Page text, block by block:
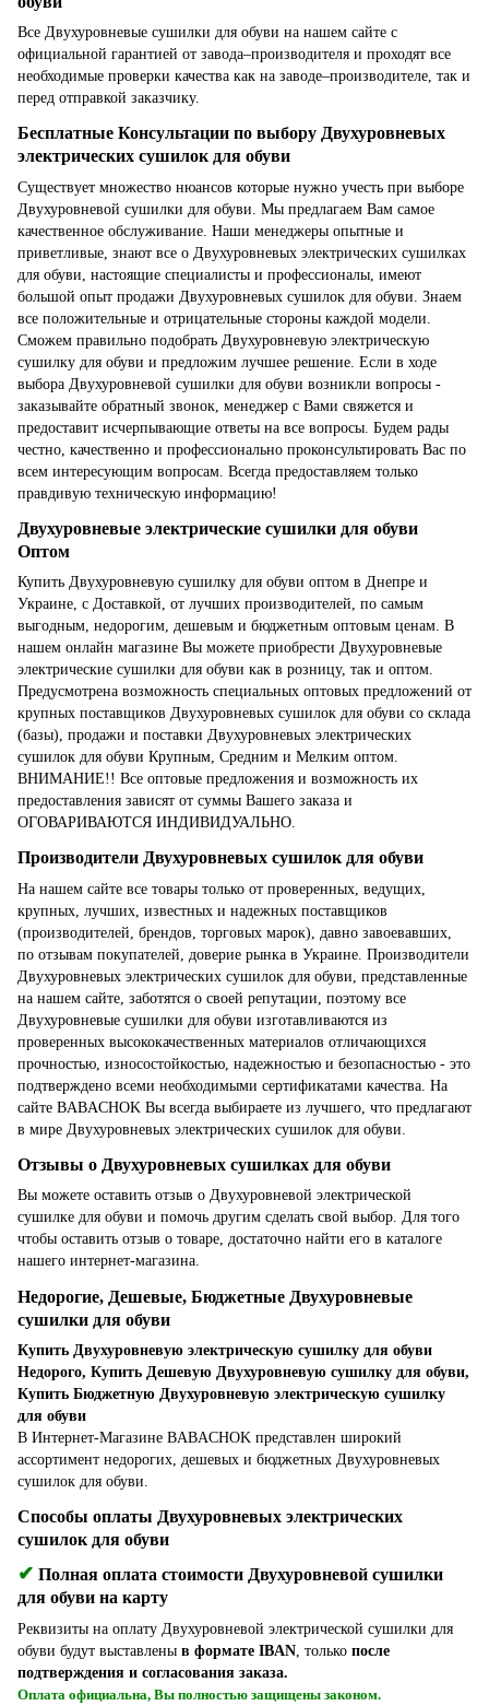
Все Двухуровневые сушилки для обуви на нашем сайте с
официальной гарантией от завода–производителя и проходят все
необходимые проверки качества как на заводе–производителе, так и
перед отправкой заказчику.
Бесплатные Консультации по выбору Двухуровневых
электрических сушилок для обуви
Существует множество нюансов которые нужно учесть при выборе
Двухуровневой сушилки для обуви. Мы предлагаем Вам самое
качественное обслуживание. Наши менеджеры опытные и
приветливые, знают все о Двухуровневых электрических сушилках
для обуви, настоящие специалисты и профессионалы, имеют
большой опыт продажи Двухуровневых сушилок для обуви. Знаем
все положительные и отрицательные стороны каждой модели.
Сможем правильно подобрать Двухуровневую электрическую
сушилку для обуви и предложим лучшее решение. Если в ходе
выбора Двухуровневой сушилки для обуви возникли вопросы -
заказывайте обратный звонок, менеджер с Вами свяжется и
предоставит исчерпывающие ответы на все вопросы. Будем рады
честно, качественно и профессионально проконсультировать Вас по
всем интересующим вопросам. Всегда предоставляем только
правдивую техническую информацию!
Двухуровневые электрические сушилки для обуви
Оптом
Купить Двухуровневую сушилку для обуви оптом в Днепре и
Украине, с Доставкой, от лучших производителей, по самым
выгодным, недорогим, дешевым и бюджетным оптовым ценам. В
нашем онлайн магазине Вы можете приобрести Двухуровневые
электрические сушилки для обуви как в розницу, так и оптом.
Предусмотрена возможность специальных оптовых предложений от
крупных поставщиков Двухуровневых сушилок для обуви со склада
(базы), продажи и поставки Двухуровневых электрических
сушилок для обуви Крупным, Средним и Мелким оптом.
ВНИМАНИЕ!! Все оптовые предложения и возможность их
предоставления зависят от суммы Вашего заказа и
ОГОВАРИВАЮТСЯ ИНДИВИДУАЛЬНО.
Производители Двухуровневых сушилок для обуви
На нашем сайте все товары только от проверенных, ведущих,
крупных, лучших, известных и надежных поставщиков
(производителей, брендов, торговых марок), давно завоевавших,
по отзывам покупателей, доверие рынка в Украине. Производители
Двухуровневых электрических сушилок для обуви, представленные
на нашем сайте, заботятся о своей репутации, поэтому все
Двухуровневые сушилки для обуви изготавливаются из
проверенных высококачественных материалов отличающихся
прочностью, износостойкостью, надежностью и безопасностью - это
подтверждено всеми необходимыми сертификатами качества. На
сайте BABACHOK Вы всегда выбираете из лучшего, что предлагают
в мире Двухуровневых электрических сушилок для обуви.
Отзывы о Двухуровневых сушилках для обуви
Вы можете оставить отзыв о Двухуровневой электрической
сушилке для обуви и помочь другим сделать свой выбор. Для того
чтобы оставить отзыв о товаре, достаточно найти его в каталоге
нашего интернет-магазина.
Недорогие, Дешевые, Бюджетные Двухуровневые
сушилки для обуви
Купить Двухуровневую электрическую сушилку для обуви
Недорого, Купить Дешевую Двухуровневую сушилку для обуви,
Купить Бюджетную Двухуровневую электрическую сушилку
для обуви
В Интернет-Магазине BABACHOK представлен широкий
ассортимент недорогих, дешевых и бюджетных Двухуровневых
сушилок для обуви.
Способы оплаты Двухуровневых электрических
сушилок для обуви
✔ Полная оплата стоимости Двухуровневой сушилки
для обуви на карту
Реквизиты на оплату Двухуровневой электрической сушилки для
обуви будут выставлены в формате IBAN , только после
подтверждения и согласования заказа.
Оплата официальна, Вы полностью защищены законом.